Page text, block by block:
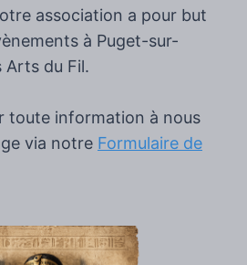
association a pour but
à Puget-sur-
Arts du Fil.
toute information à nous
via notre Formulaire de